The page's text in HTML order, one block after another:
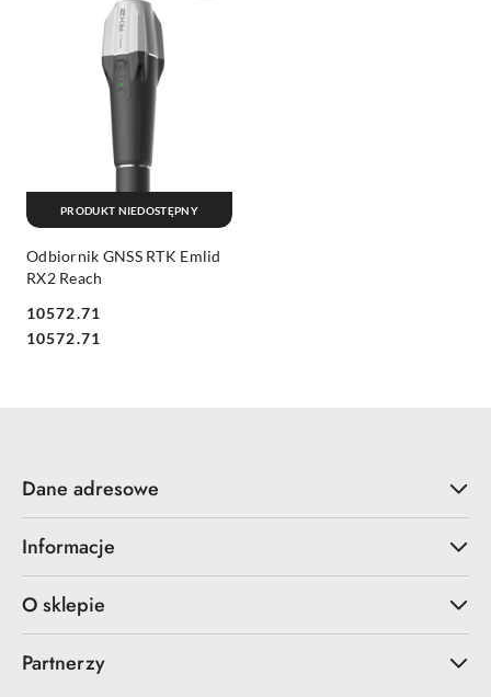
Odbiornik GNSS RTK Emlid
RX2 Reach
Cena:
10572.71
Cena:
10572.71
PRODUKT NIEDOSTĘPNY
Dane adresowe
Informacje
O sklepie
Partnerzy